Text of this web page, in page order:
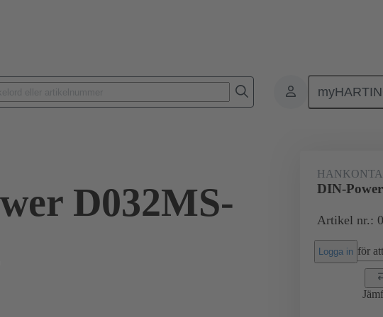
Produkter Förbindning
D032MS-
DIN-
Artikel nr.:
Logga in för